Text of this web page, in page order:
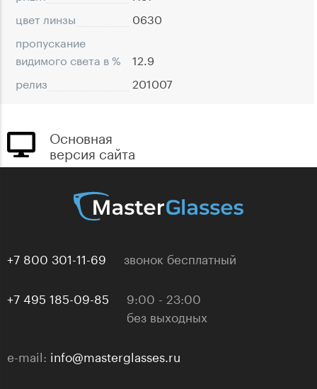
цвет линзы
0630
пропускание
видимого света в %
12.9
релиз
201007
Основная
версия сайта
+7 800 301-11-69 звонок бесплатный
+7 495 185-09-85
9:00 - 23:00
без выходных
e-mail: info@masterglasses.ru